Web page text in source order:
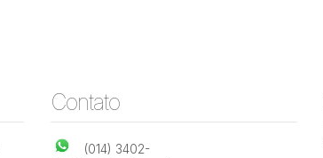
Contato
(014) 3402-